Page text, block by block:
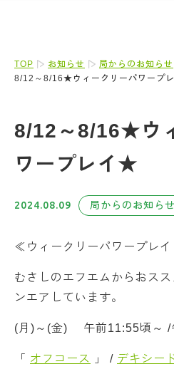
TOP お知らせ
局からのお知らせ
8/12～8/16★ウィークリーパワープ
8/12～8/16★ウ
ワープレイ★
2024.08.09 局からのお知らせ
≪ウィークリーパワープレ
むさしのエフエムからおス
ンエアしています。
(月)～(金) 午前11:55頃～ /
「 オフコース 」 / デキシー